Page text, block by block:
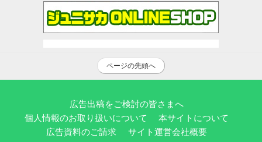
ページの先頭へ
広告出稿をご検討の皆さまへ
個人情報のお取り扱いについて
本サイトについて
広告資料のご請求
サイト運営会社概要